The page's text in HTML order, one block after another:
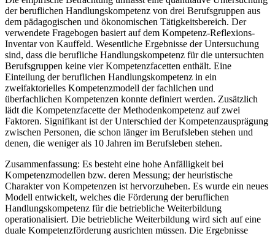
der beruflichen Handlungskompetenz von drei Berufsgruppen aus
dem pädagogischen und ökonomischen Tätigkeitsbereich. Der
verwendete Fragebogen basiert auf dem Kompetenz-Reflexions-
Inventar von Kauffeld. Wesentliche Ergebnisse der Untersuchung
sind, dass die berufliche Handlungskompetenz für die untersuchten
Berufsgruppen keine vier Kompetenzfacetten enthält. Eine
Einteilung der beruflichen Handlungskompetenz in ein
zweifaktorielles Kompetenzmodell der fachlichen und
überfachlichen Kompetenzen konnte definiert werden. Zusätzlich
lädt die Kompetenzfacette der Methodenkompetenz auf zwei
Faktoren. Signifikant ist der Unterschied der Kompetenzausprägung
zwischen Personen, die schon länger im Berufsleben stehen und
denen, die weniger als 10 Jahren im Berufsleben stehen.
Zusammenfassung: Es besteht eine hohe Anfälligkeit bei
Kompetenzmodellen bzw. deren Messung; der heuristische
Charakter von Kompetenzen ist hervorzuheben. Es wurde ein neues
Modell entwickelt, welches die Förderung der beruflichen
Handlungskompetenz für die betriebliche Weiterbildung
operationalisiert. Die betriebliche Weiterbildung wird sich auf eine
duale Kompetenzförderung ausrichten müssen. Die Ergebnisse